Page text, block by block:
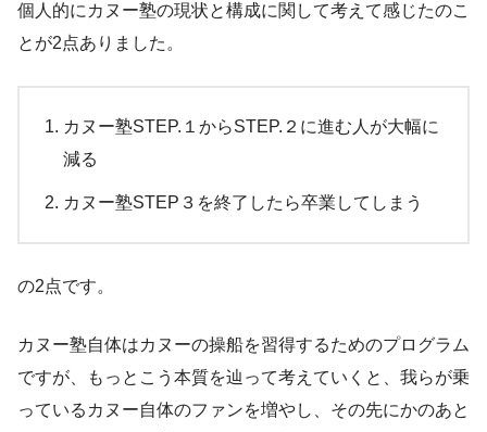
個人的にカヌー塾の現状と構成に関して考えて感じたのこ
とが2点ありました。
カヌー塾STEP.１からSTEP.２に進む人が大幅に
減る
カヌー塾STEP３を終了したら卒業してしまう
の2点です。
カヌー塾自体はカヌーの操船を習得するためのプログラム
ですが、もっとこう本質を辿って考えていくと、我らが乗
っているカヌー自体のファンを増やし、その先にかのあと